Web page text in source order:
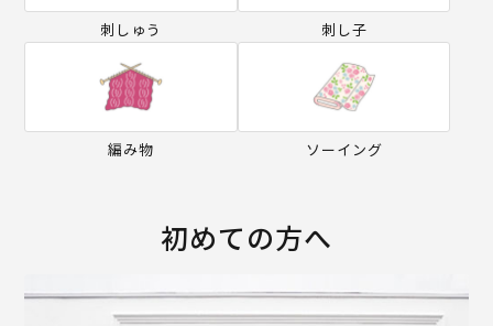
刺しゅう 刺し子
編み物 ソーイング
初めての方へ